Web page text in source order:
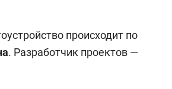
происходит по
. Разработчик проектов —